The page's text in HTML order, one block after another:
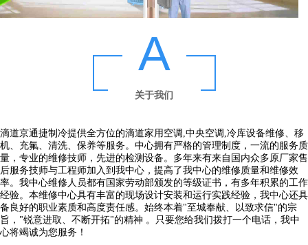
A
关于我们
滴道京通捷制冷提供全方位的滴道家用空调,中央空调,冷库设备维修、移
机、充氟、清洗、保养等服务。中心拥有严格的管理制度，一流的服务质
量，专业的维修技师，先进的检测设备。多年来有来自国内众多原厂家售
后服务技师与工程师加入到我中心，提高了我中心的维修质量和维修效
率。我中心维修人员都有国家劳动部颁发的等级证书，有多年积累的工作
经验。本维修中心具有丰富的现场设计安装和运行实践经验，我中心还具
备良好的职业素质和高度责任感。始终本着"至城奉献、以致求信"的宗
旨，"锐意进取、不断开拓"的精神 。只要您给我们拨打一个电话，我中
心将竭诚为您服务！